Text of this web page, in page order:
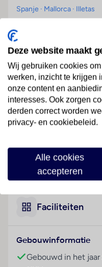
Spanje · Mallorca · Illetas
Ligging
Dit hotel ligt in een
slechts 20 minuten van
met vele winkel- en
Het dichtstbijzijnde
Aansluitingen op het
ook in de
discotheek, restaurants
afstand. Naar de
minuten.
Hotelfaciliteiten
Het vriendelijke
alle vragen
De tourdesk biedt
excursies. 2 liften en
Faciliteiten
Gebouwinformatie
Gebouwd in het jaar
Deze website maakt
Wij gebruiken cookies
werken, inzicht te krijgen
onze content en
interesses. Ook zorgen
derden correct worden
privacy- en cookiebeleid.
Alle cookies
accepteren